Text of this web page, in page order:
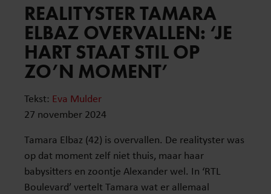
REALITYSTER TAMARA
ELBAZ OVERVALLEN: ‘JE
HART STAAT STIL OP
ZO’N MOMENT’
Tekst: Eva Mulder
27 november 2024
Tamara Elbaz (42) is overvallen. De realityster was
op dat moment zelf niet thuis, maar haar
babysitters en zoontje Alexander wel. In ‘RTL
Boulevard’ vertelt Tamara wat er allemaal